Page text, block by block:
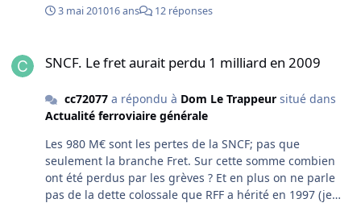
3 mai 201016 ans 12 réponses
SNCF. Le fret aurait perdu 1 milliard en 2009
cc72077a répondu à Dom Le Trappeursitué dans
Actualité ferroviaire générale
Les 980 M€ sont les pertes de la SNCF; pas que
seulement la branche Fret. Sur cette somme combien
ont été perdus par les grèves ? Et en plus on ne parle
pas de la dette colossale que RFF a hérité en 1997 (je